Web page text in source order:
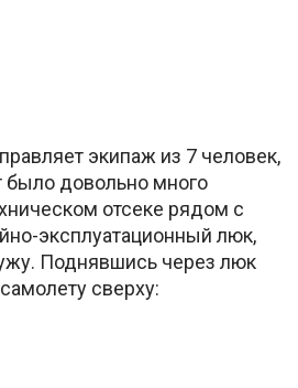
экипаж из 7 человек,
было довольно много
отсеке рядом с
эксплуатационный люк,
Поднявшись через люк
сверху: